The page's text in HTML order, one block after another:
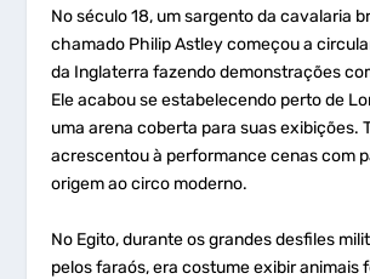
No século 18, um sargento da cavalaria
chamado Philip Astley começou a
da Inglaterra fazendo demonstrações
Ele acabou se estabelecendo perto de
uma arena coberta para suas exibições.
acrescentou à performance cenas com
origem ao circo moderno.
No Egito, durante os grandes desfiles
pelos faraós, era costume exibir animais